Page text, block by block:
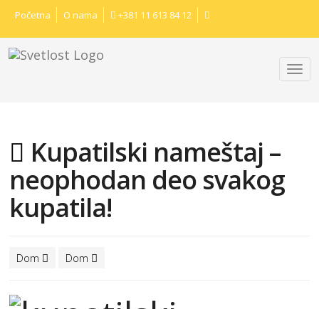
Početna O nama +381 11 613 84 12
Kupatilski nameštaj –
neophodan deo svakog
kupatila!
Dom Dom